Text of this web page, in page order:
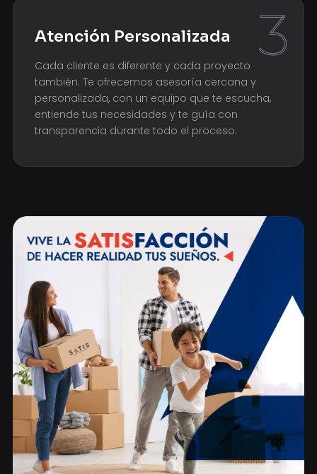
3
Atención Personalizada
Cada cliente es diferente y cada proyecto
también. Te ofrecemos asesoría cercana y
personalizada, con un equipo que te escucha,
entiende tus necesidades y te guía con
transparencia durante todo el proceso.